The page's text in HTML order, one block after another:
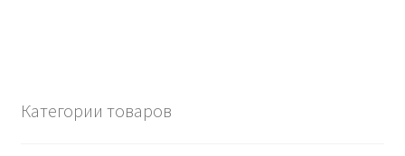
Категории товаров